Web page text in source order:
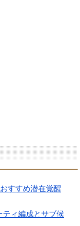
すすめ潜在覚醒
ティ編成とサブ候